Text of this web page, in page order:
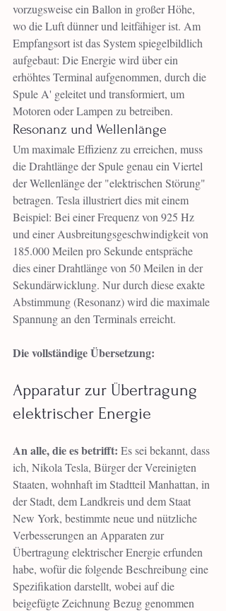
vorzugsweise ein Ballon in großer Höhe,
wo die Luft dünner und leitfähiger ist. Am
Empfangsort ist das System spiegelbildlich
aufgebaut: Die Energie wird über ein
erhöhtes Terminal aufgenommen, durch die
Spule A' geleitet und transformiert, um
Motoren oder Lampen zu betreiben.
Resonanz und Wellenlänge
Um maximale Effizienz zu erreichen, muss
die Drahtlänge der Spule genau ein Viertel
der Wellenlänge der "elektrischen Störung"
betragen. Tesla illustriert dies mit einem
Beispiel: Bei einer Frequenz von 925 Hz
und einer Ausbreitungsgeschwindigkeit von
185.000 Meilen pro Sekunde entspräche
dies einer Drahtlänge von 50 Meilen in der
Sekundärwicklung. Nur durch diese exakte
Abstimmung (Resonanz) wird die maximale
Spannung an den Terminals erreicht.
Die vollständige Übersetzung:
Apparatur zur Übertragung
elektrischer Energie
An alle, die es betrifft: Es sei bekannt, dass
ich, Nikola Tesla, Bürger der Vereinigten
Staaten, wohnhaft im Stadtteil Manhattan, in
der Stadt, dem Landkreis und dem Staat
New York, bestimmte neue und nützliche
Verbesserungen an Apparaten zur
Übertragung elektrischer Energie erfunden
habe, wofür die folgende Beschreibung eine
Spezifikation darstellt, wobei auf die
beigefügte Zeichnung Bezug genommen